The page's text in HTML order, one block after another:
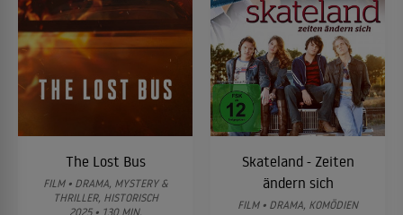
The Lost Bus
FILM • DRAMA, MYSTERY &
THRILLER, HISTORISCH
2025 • 130 MIN.
Skateland - Zeiten
ändern sich
FILM • DRAMA, KOMÖDIEN